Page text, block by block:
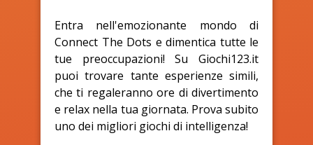
Entra nell'emozionante mondo di
Connect The Dots e dimentica tutte le
tue preoccupazioni! Su Giochi123.it
puoi trovare tante esperienze simili,
che ti regaleranno ore di divertimento
e relax nella tua giornata. Prova subito
uno dei migliori giochi di intelligenza!